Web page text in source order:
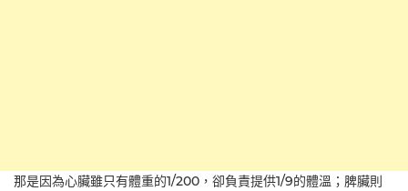
那是因為心臟雖只有體重的1/200，卻負責提供1/9的體溫；脾臟則